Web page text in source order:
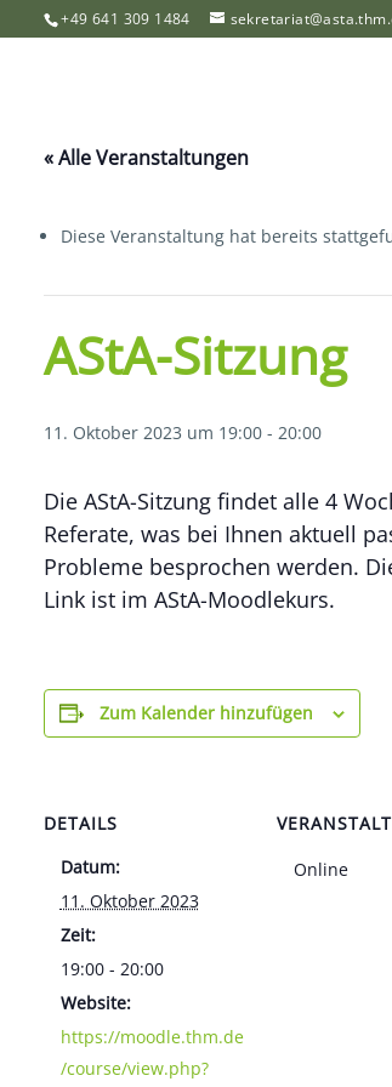
+49 641 309 1484
« Alle Veranstaltungen
Diese Veranstaltung hat bereits
AStA-Sitzung
11. Oktober 2023 um 19:00- 20:00
Die AStA-Sitzung findet alle 4
Referate, was bei Ihnen aktuell
Probleme besprochen werden.
Link ist im AStA-Moodlekurs.
Zum Kalender hinzufügen
DETAILS
Datum:
11. Oktober 2023
Zeit:
19:00 - 20:00
Website:
https://moodle.thm.de
/course/view.php?
Online